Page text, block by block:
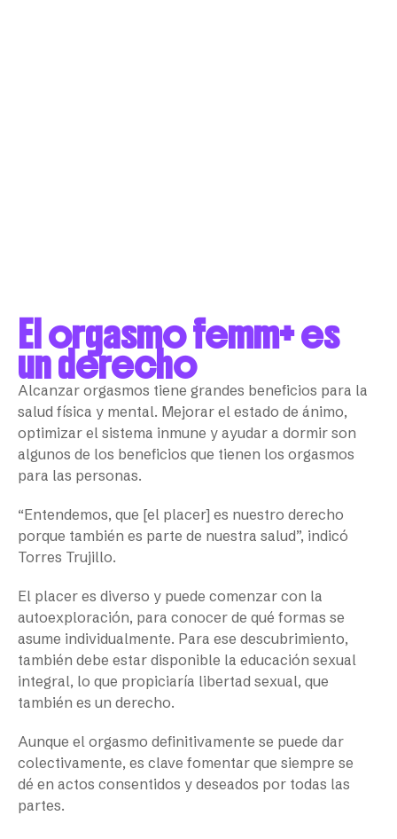
El orgasmo femm+ es
un derecho
Alcanzar orgasmos tiene grandes beneficios para la
salud física y mental. Mejorar el estado de ánimo,
optimizar el sistema inmune y ayudar a dormir son
algunos de los beneficios que tienen los orgasmos
para las personas.
“Entendemos, que [el placer] es nuestro derecho
porque también es parte de nuestra salud”, indicó
Torres Trujillo.
El placer es diverso y puede comenzar con la
autoexploración, para conocer de qué formas se
asume individualmente. Para ese descubrimiento,
también debe estar disponible la educación sexual
integral, lo que propiciaría libertad sexual, que
también es un derecho.
Aunque el orgasmo definitivamente se puede dar
colectivamente, es clave fomentar que siempre se
dé en actos consentidos y deseados por todas las
partes.